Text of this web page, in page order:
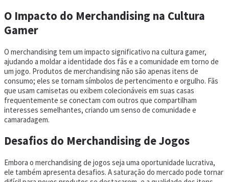
O Impacto do Merchandising na Cultura
Gamer
O merchandising tem um impacto significativo na cultura gamer,
ajudando a moldar a identidade dos fãs e a comunidade em torno de
um jogo. Produtos de merchandising não são apenas itens de
consumo; eles se tornam símbolos de pertencimento e orgulho. Fãs
que usam camisetas ou exibem colecionáveis em suas casas
frequentemente se conectam com outros que compartilham
interesses semelhantes, criando um senso de comunidade e
camaradagem.
Desafios do Merchandising de Jogos
Embora o merchandising de jogos seja uma oportunidade lucrativa,
ele também apresenta desafios. A saturação do mercado pode tornar